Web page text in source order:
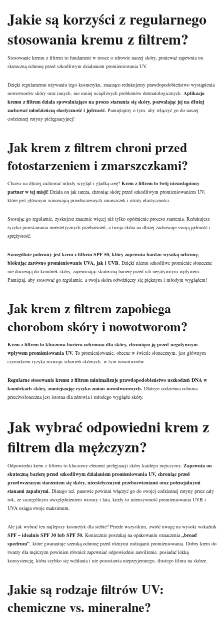
Jakie są korzyści z regularnego
stosowania kremu z filtrem?
Stosowanie kremu z filtrem to fundament w trosce o zdrowie naszej skóry, ponieważ zapewnia on
skuteczną ochronę przed szkodliwym działaniem promieniowania UV.
Dzięki regularnemu używaniu tego kosmetyku, znacząco redukujemy prawdopodobieństwo wystąpienia
nowotworów skóry oraz innych, nie mniej uciążliwych problemów dermatologicznych. Aplikacja
kremu z filtrem działa spowalniająco na proces starzenia się skóry, pozwalając jej na dłużej
zachować młodzieńczą elastyczność i jędrność. Pamiętajmy o tym, aby włączyć go do naszej
codziennej rutyny pielęgnacyjnej!
Jak krem z filtrem chroni przed
fotostarzeniem i zmarszczkami?
Chcesz na dłużej zachować młody wygląd i gładką cerę? Krem z filtrem to twój niezastąpiony
partner w tej misji! Działa on jak tarcza, chroniąc skórę przed szkodliwym promieniowaniem UV,
które jest głównym winowajcą przedwczesnych zmarszczek i utraty elastyczności.
Stosując go regularnie, zyskujesz znacznie więcej niż tylko opóźnienie procesu starzenia. Redukujesz
ryzyko powstawania nieestetycznych przebarwień, a twoja skóra na dłużej zachowuje swoją jędrność i
sprężystość.
Szczególnie polecany jest krem z filtrem SPF 50, który zapewnia bardzo wysoką ochronę,
blokując zarówno promieniowanie UVA, jak i UVB. Dzięki niemu szkodliwe promienie słoneczne
nie docierają do komórek skóry, zapewniając skuteczną barierę przed ich negatywnym wpływem.
Pamiętaj, aby stosować go regularnie, a twoja skóra odwdzięczy się pięknym i młodym wyglądem!
Jak krem z filtrem zapobiega
chorobom skóry i nowotworom?
Krem z filtrem to kluczowa bariera ochronna dla skóry, chroniąca ją przed negatywnym
wpływem promieniowania UV. To promieniowanie, obecne w świetle słonecznym, jest głównym
czynnikiem ryzyka rozwoju schorzeń skórnych, w tym nowotworów.
Regularne stosowanie kremu z filtrem minimalizuje prawdopodobieństwo uszkodzeń DNA w
komórkach skóry, zmniejszając ryzyko zmian nowotworowych. Dlatego codzienna ochrona
przeciwsłoneczna jest istotna dla zdrowia i młodego wyglądu skóry.
Jak wybrać odpowiedni krem z
filtrem dla mężczyzn?
Odpowiedni krem z filtrem to kluczowy element pielęgnacji skóry każdego mężczyzny. Zapewnia on
skuteczną barierę przed szkodliwym działaniem promieniowania UV, chroniąc przed
przedwczesnym starzeniem się skóry, nieestetycznymi przebarwieniami oraz potencjalnymi
stanami zapalnymi. Dlatego też, panowie powinni włączyć go do swojej codziennej rutyny przez cały
rok, ze szczególnym uwzględnieniem wiosny i lata, kiedy to intensywność promieniowania UVB i
UVA osiąga swoje maksimum.
Ale jak wybrać ten najlepszy kosmetyk dla siebie? Przede wszystkim, zwróć uwagę na wysoki wskaźnik
SPF – idealnie SPF 30 lub SPF 50. Koniecznie poszukaj na opakowaniu oznaczenia„broad
spectrum”, które gwarantuje szeroką ochronę przed różnymi rodzajami promieniowania. Dobry krem do
twarzy dla mężczyzn powinien również zapewniać odpowiednie nawilżenie, posiadać lekką
konsystencję, która szybko się wchłania i nie pozostawia nieprzyjemnego, tłustego filmu na skórze.
Jakie są rodzaje filtrów UV:
chemiczne vs. mineralne?